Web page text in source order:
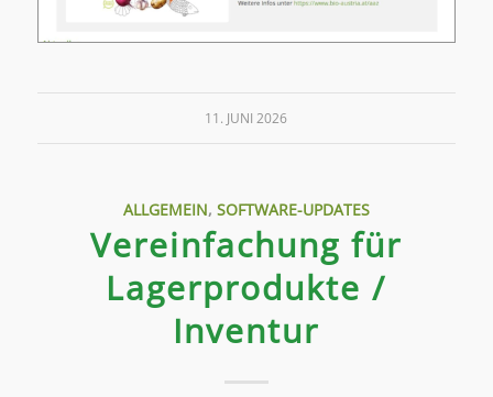
11. JUNI 2026
ALLGEMEIN, SOFTWARE-UPDATES
Vereinfachung für
Lagerprodukte /
Inventur